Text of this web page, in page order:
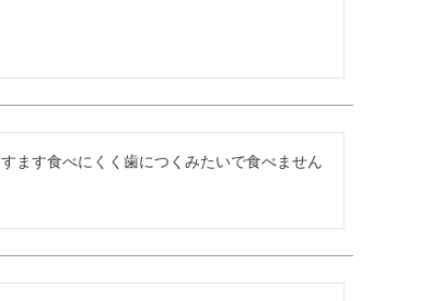
ます食べにくく歯につくみたいで食べません